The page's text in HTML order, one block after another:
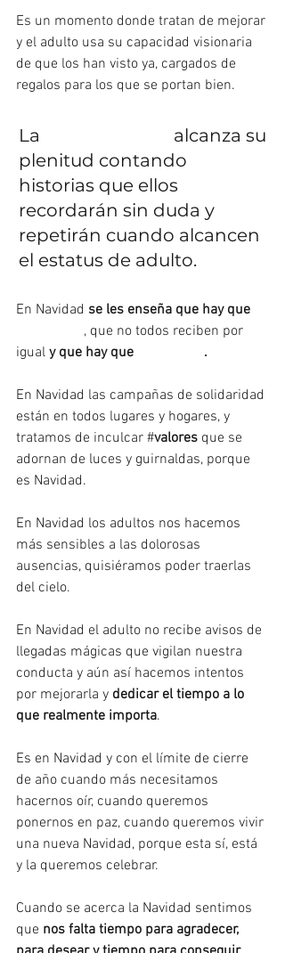
Es un momento donde tratan de mejorar
y el adulto usa su capacidad visionaria
de que los han visto ya, cargados de
regalos para los que se portan bien.
La
alcanza su
plenitud contando
historias que ellos
recordarán sin duda y
repetirán cuando alcancen
el estatus de adulto.
En Navidad se les enseña que hay que
, que no todos reciben por
igual y que hay que .
En Navidad las campañas de solidaridad
están en todos lugares y hogares, y
tratamos de inculcar #valores que se
adornan de luces y guirnaldas, porque
es Navidad.
En Navidad los adultos nos hacemos
más sensibles a las dolorosas
ausencias, quisiéramos poder traerlas
del cielo.
En Navidad el adulto no recibe avisos de
llegadas mágicas que vigilan nuestra
conducta y aún así hacemos intentos
por mejorarla y dedicar el tiempo a lo
que realmente importa.
Es en Navidad y con el límite de cierre
de año cuando más necesitamos
hacernos oír, cuando queremos
ponernos en paz, cuando queremos vivir
una nueva Navidad, porque esta sí, está
y la queremos celebrar.
Cuando se acerca la Navidad sentimos
que nos falta tiempo para agradecer,